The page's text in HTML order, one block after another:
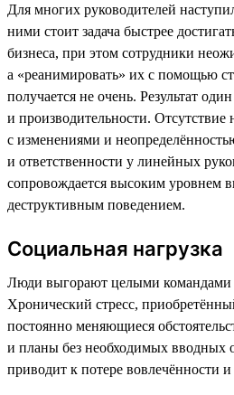
Для многих руководителей
ними стоит задача быстрее
бизнеса, при этом сотрудники
а «реанимировать» их с помощью
получается не очень. Результат
и производительности. Отсутствие
с изменениями и
и ответственности у линейных
сопровождается высоким уровнем
деструктивным поведением.
Социальная нагрузка
Люди выгорают целыми командами
Хронический стресс,
постоянно меняющиеся
и планы без необходимых вводных
приводит к потере вовлечённости